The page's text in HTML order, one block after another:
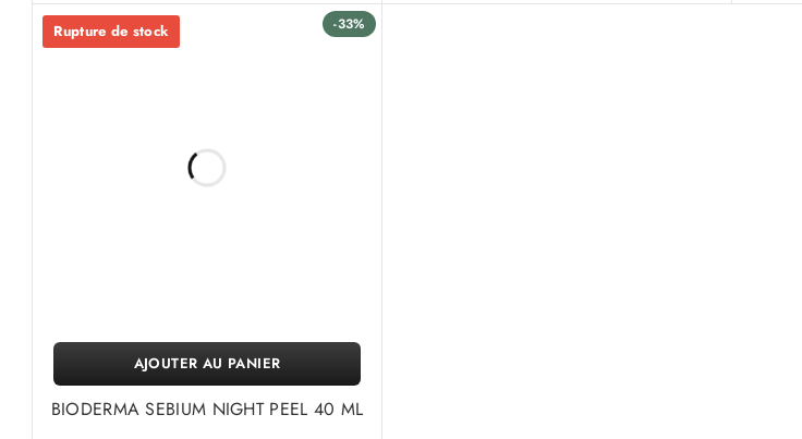
-33%
Rupture de stock
BIODERMA SEBIUM NIGHT PEEL 40 ML
AJOUTER AU PANIER